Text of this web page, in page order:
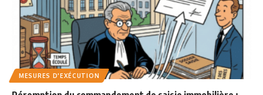
MESURES D'EXÉCUTION